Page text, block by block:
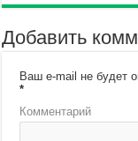
Добавить
Ваш e-mail не будет
*
Комментарий